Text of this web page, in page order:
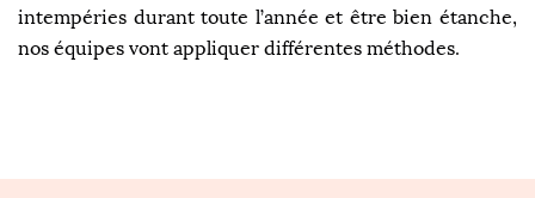
intempéries durant toute l’année et être bien étanche,
nos équipes vont appliquer différentes méthodes.